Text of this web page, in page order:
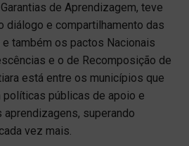
de Aprendizagem, teve
diálogo e compartilhamento das
também os pactos Nacionais
e o de Recomposição de
está entre os municípios que
públicas de apoio e
superando
vez mais.